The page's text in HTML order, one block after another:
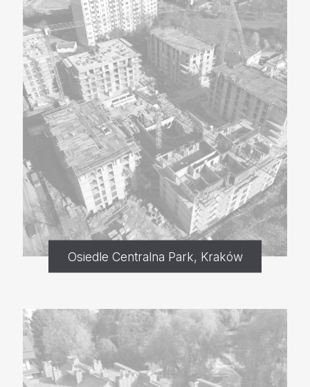
Osiedle Centralna Park, Kraków